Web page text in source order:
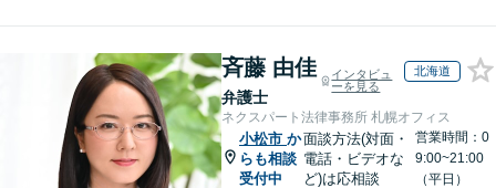
斉藤 由佳
弁護士
インタビュ
ーを見る
北海道
ネクスパート法律事務所 札幌オフィス
小松市 か
らも相談
受付中
面談方法(対面・
電話・ビデオな
ど)は応相談
営業時間：0
9:00~21:00
（平日）